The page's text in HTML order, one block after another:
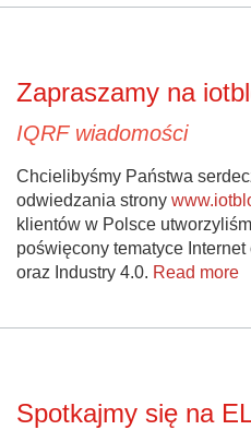
Zapraszamy na
IQRF wiadomości
Chcielibyśmy Państwa
odwiedzania strony
klientów w Polsce
poświęcony tematyce
oraz Industry 4.0. Read more
Spotkajmy się na